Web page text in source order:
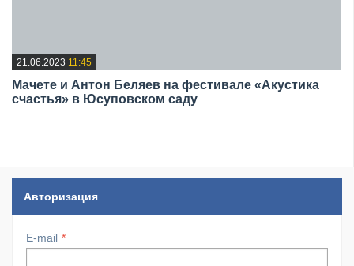
21.06.2023 11:45
Мачете и Антон Беляев на фестивале «Акустика
счастья» в Юсуповском саду
Авторизация
E-mail